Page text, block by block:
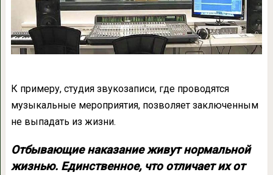
К примеру, студия звукозаписи, где проводятся
музыкальные мероприятия, позволяет заключенным
не выпадать из жизни.
Отбывающие наказание живут нормальной
жизнью. Единственное, что отличает их от